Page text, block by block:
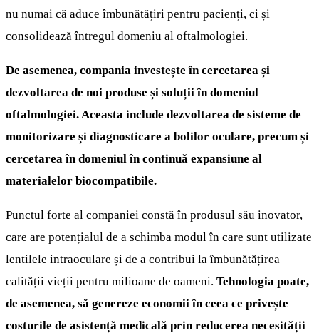
nu numai că aduce îmbunătățiri pentru pacienți, ci și
consolidează întregul domeniu al oftalmologiei.
De asemenea, compania investește în cercetarea și
dezvoltarea de noi produse și soluții în domeniul
oftalmologiei. Aceasta include dezvoltarea de sisteme de
monitorizare și diagnosticare a bolilor oculare, precum și
cercetarea în domeniul în continuă expansiune al
materialelor biocompatibile.
Punctul forte al companiei constă în produsul său inovator,
care are potențialul de a schimba modul în care sunt utilizate
lentilele intraoculare și de a contribui la îmbunătățirea
calității vieții pentru milioane de oameni. Tehnologia poate,
de asemenea, să genereze economii în ceea ce privește
costurile de asistență medicală prin reducerea necesității